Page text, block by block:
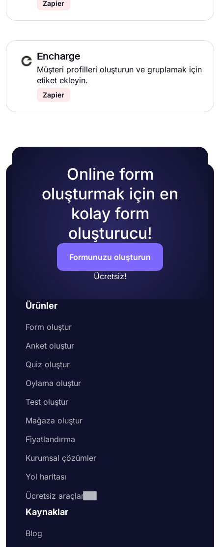
Zapier
Encharge
Müşteri profilleri oluşturun ve gruplamak için
etiket ekleyin.
Zapier
Online form
oluşturmak için en
kolay form
oluşturucu!
Formunuzu oluşturun
Ücretsiz!
Ürünler
Form oluştur
Anket oluştur
Quiz oluştur
Oylama oluştur
Test oluştur
Mağaza oluştur
Fiyatlandırma
Kurumsal çözümler
Yol haritası
Ücretsiz araçlar
Kaynaklar
Blog